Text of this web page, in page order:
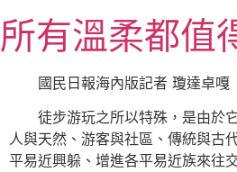
至
主所有溫柔都值
國民日報海內版記者 瓊達卓嘎
徒步游玩之所以特殊，是由於
人與天然、游客與社區、傳統與古
平易近興躲、增進各平易近族來往